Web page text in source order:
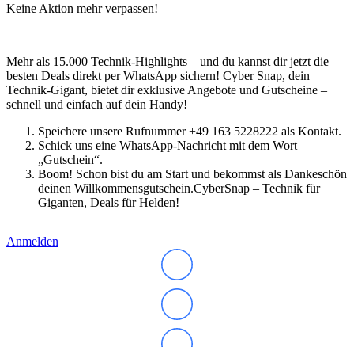
Keine Aktion mehr verpassen!
Mehr als 15.000 Technik-Highlights – und du kannst dir jetzt die
besten Deals direkt per WhatsApp sichern! Cyber Snap, dein
Technik-Gigant, bietet dir exklusive Angebote und Gutscheine –
schnell und einfach auf dein Handy!
Speichere unsere Rufnummer +49 163 5228222 als Kontakt.
Schick uns eine WhatsApp-Nachricht mit dem Wort
„Gutschein“.
Boom! Schon bist du am Start und bekommst als Dankeschön
deinen Willkommensgutschein.CyberSnap – Technik für
Giganten, Deals für Helden!
Anmelden